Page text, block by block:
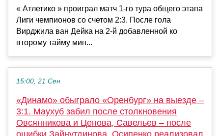
« Атлетико » проиграл матч 1-го тура общего этапа
Лиги чемпионов со счетом 2:3. После гола
Вирджила ван Дейка на 2-й добавленной ко
второму тайму мин...
15:00, 21 Сен
«Динамо» обыграло «Оренбург» на выезде –
3:1. Маухуб забил после столкновения
Овсянникова и Ценова, Савельев – после
ошибки Зайнутдинова, Осипенко реализовал